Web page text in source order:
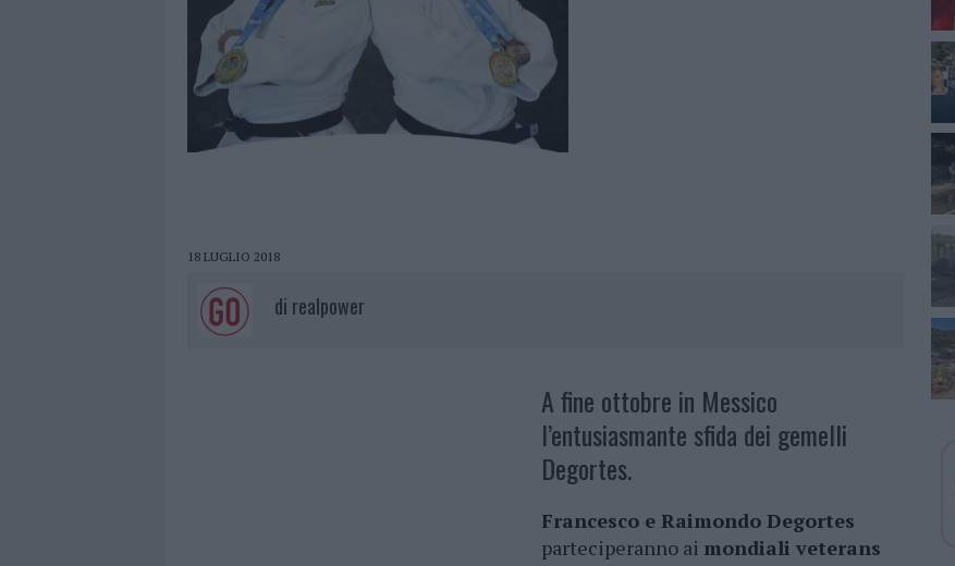
18 LUGLIO 2018
di realpower
A fine ottobre in Messico
l’entusiasmante sfida dei gemelli
Degortes.
Francesco e Raimondo Degortes
parteciperanno ai mondiali veterans